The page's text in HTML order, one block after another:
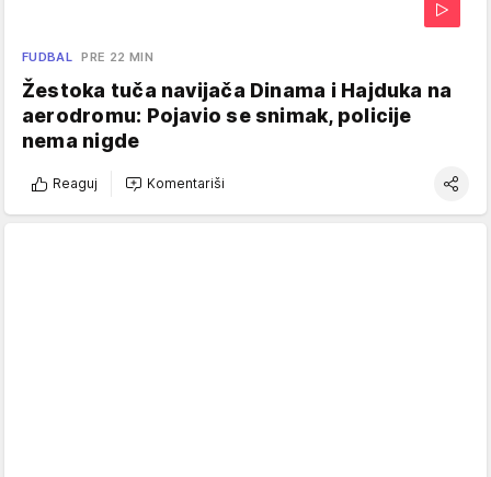
FUDBAL PRE 22 MIN
Žestoka tuča navijača Dinama i Hajduka na
aerodromu: Pojavio se snimak, policije
nema nigde
Reaguj Komentariši